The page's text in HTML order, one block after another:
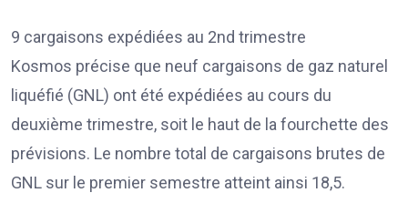
9 cargaisons expédiées au 2nd trimestre
Kosmos précise que neuf cargaisons de gaz naturel
liquéfié (GNL) ont été expédiées au cours du
deuxième trimestre, soit le haut de la fourchette des
prévisions. Le nombre total de cargaisons brutes de
GNL sur le premier semestre atteint ainsi 18,5.